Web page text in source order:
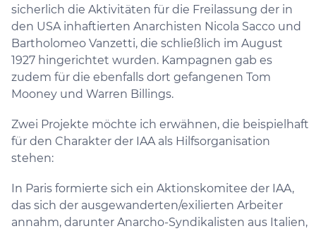
sicherlich die Aktivitäten für die Freilassung der in
den USA inhaftierten Anarchisten Nicola Sacco und
Bartholomeo Vanzetti, die schließlich im August
1927 hingerichtet wurden. Kampagnen gab es
zudem für die ebenfalls dort gefangenen Tom
Mooney und Warren Billings.
Zwei Projekte möchte ich erwähnen, die beispielhaft
für den Charakter der IAA als Hilfsorganisation
stehen:
In Paris formierte sich ein Aktionskomitee der IAA,
das sich der ausgewanderten/exilierten Arbeiter
annahm, darunter Anarcho-Syndikalisten aus Italien,